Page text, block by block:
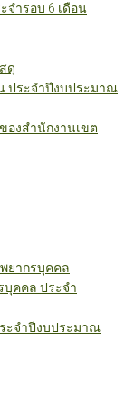
จำรอบ 6 เดือน
ดุ
ประจำปีงบประมาณ
องสำนักงานเขต
ยากรบุคคล
คคล ประจำ
ะจำปีงบประมาณ